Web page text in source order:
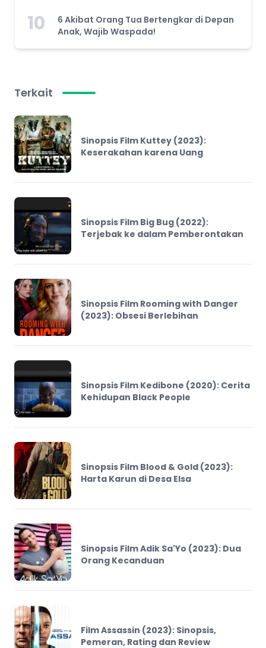
10
6 Akibat Orang Tua Bertengkar di Depan
Anak, Wajib Waspada!
Terkait
Sinopsis Film Kuttey (2023):
Keserakahan karena Uang
Sinopsis Film Big Bug (2022):
Terjebak ke dalam Pemberontakan
Sinopsis Film Rooming with Danger
(2023): Obsesi Berlebihan
Sinopsis Film Kedibone (2020): Cerita
Kehidupan Black People
Sinopsis Film Blood & Gold (2023):
Harta Karun di Desa Elsa
Sinopsis Film Adik Sa'Yo (2023): Dua
Orang Kecanduan
Film Assassin (2023): Sinopsis,
Pemeran, Rating dan Review